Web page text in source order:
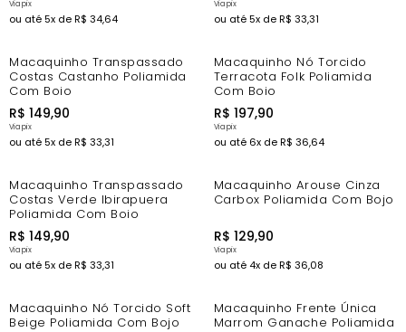
ou até5x deR$ 34,64 ou até5x deR$ 33,31
Macaquinho Transpassado
Costas Castanho Poliamida
Com Bojo
R$ 149,90
ou até5x deR$ 33,31
Macaquinho Nó Torcido
Terracota Folk Poliamida
Com Bojo
R$ 197,90
ou até 6x deR$ 36,64
Macaquinho Transpassado
Costas Verde Ibirapuera
Poliamida Com Bojo
R$ 149,90
ou até5x deR$ 33,31
Macaquinho Arouse Cinza
Carbox Poliamida Com Bojo
R$ 129,90
ou até 4x deR$ 36,08
-14%
Macaquinho Nó Torcido Soft
Beige Poliamida Com Bojo
-44%
Macaquinho Frente Única
Marrom Ganache Poliamida